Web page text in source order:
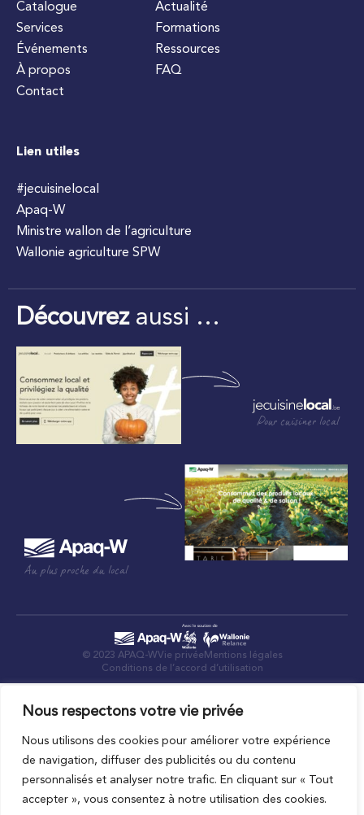
Nous respectons votre vie privée
Nous utilisons des cookies pour améliorer votre expérience
de navigation, diffuser des publicités ou du contenu
personnalisés et analyser notre trafic. En cliquant sur « Tout
accepter », vous consentez à notre utilisation des cookies.
Catalogue
Services
Événements
À propos
Contact
Actualité
Formations
Ressources
FAQ
Lien utiles
#jecuisinelocal
Apaq-W
Ministre wallon de l’agriculture
Wallonie agriculture SPW
Découvrezaussi …
Pour cuisiner local
Au plus proche du local
© 2023 APAQ-WVie privée Mentions légales
Conditions de l’accord d’utilisation